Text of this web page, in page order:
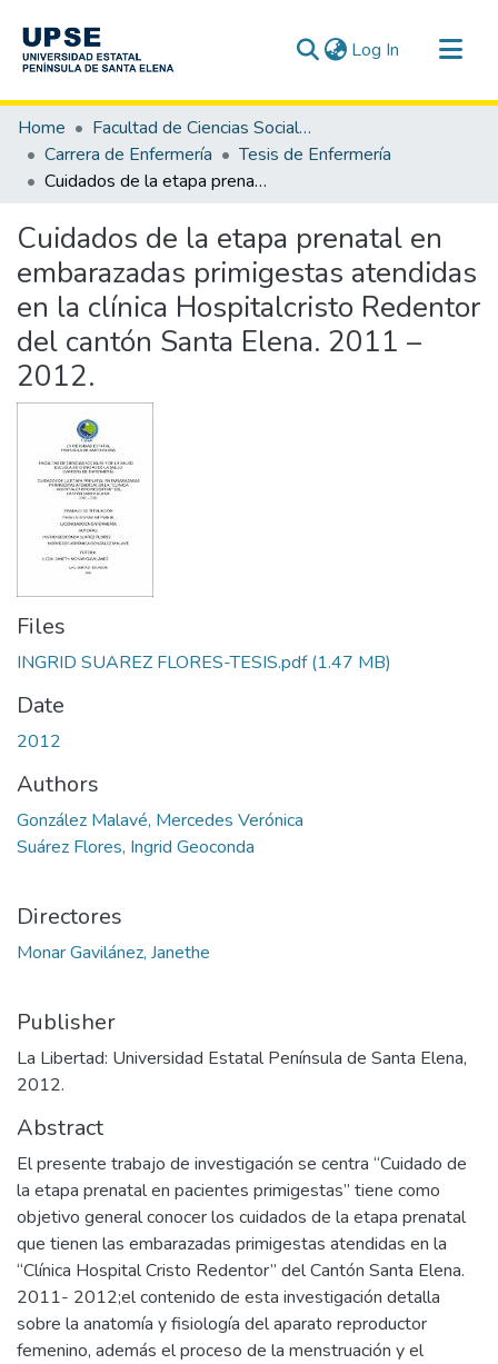
Log In (current)
Communities & Collections
All of DSpace
Statistics
Home
Facultad de Ciencias Sociales y de la Salud
Carrera de Enfermería
Tesis de Enfermería
Cuidados de la etapa prenatal en embarazadas primigestas atendidas en la clínica Hospitalcristo Redentor del cantón Santa Elena. 2011 – 2012.
Cuidados de la etapa prenatal en
embarazadas primigestas atendidas
en la clínica Hospitalcristo Redentor
del cantón Santa Elena. 2011 –
2012.
Files
INGRID SUAREZ FLORES-TESIS.pdf(1.47 MB)
Date
2012
Authors
González Malavé, Mercedes Verónica
Suárez Flores, Ingrid Geoconda
Directores
Monar Gavilánez, Janethe
Publisher
La Libertad: Universidad Estatal Península de Santa Elena,
2012.
Abstract
El presente trabajo de investigación se centra “Cuidado de
la etapa prenatal en pacientes primigestas” tiene como
objetivo general conocer los cuidados de la etapa prenatal
que tienen las embarazadas primigestas atendidas en la
“Clínica Hospital Cristo Redentor” del Cantón Santa Elena.
2011- 2012;el contenido de esta investigación detalla
sobre la anatomía y fisiología del aparato reproductor
femenino, además el proceso de la menstruación y el